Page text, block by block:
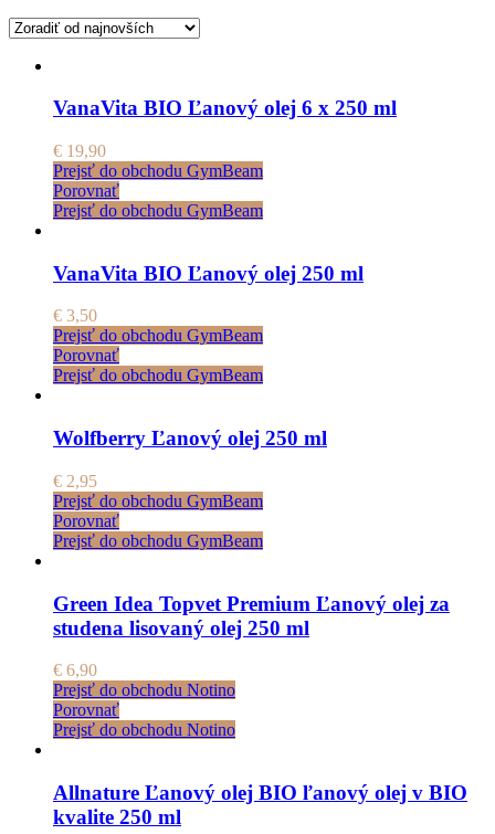
VanaVita BIO Ľanový olej 6 x 250 ml
€ 19,90
Prejsť do obchodu GymBeam
Porovnať
Prejsť do obchodu GymBeam
VanaVita BIO Ľanový olej 250 ml
€ 3,50
Prejsť do obchodu GymBeam
Porovnať
Prejsť do obchodu GymBeam
Wolfberry Ľanový olej 250 ml
€ 2,95
Prejsť do obchodu GymBeam
Porovnať
Prejsť do obchodu GymBeam
Green Idea Topvet Premium Ľanový olej za
studena lisovaný olej 250 ml
€ 6,90
Prejsť do obchodu Notino
Porovnať
Prejsť do obchodu Notino
Allnature Ľanový olej BIO ľanový olej v BIO
kvalite 250 ml